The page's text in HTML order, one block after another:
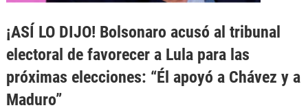
¡ASÍ LO DIJO! Bolsonaro acusó al tribunal
electoral de favorecer a Lula para las
próximas elecciones: “Él apoyó a Chávez y a
Maduro”